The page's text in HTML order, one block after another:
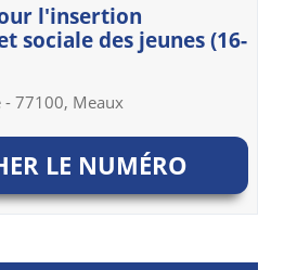
l'insertion
sociale des jeunes (16-
- 77100, Meaux
LE NUMÉRO